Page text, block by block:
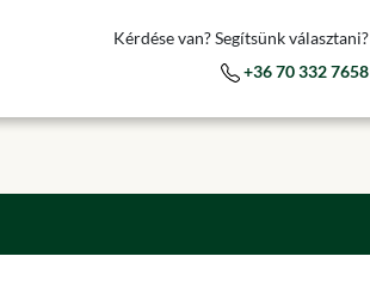
Kérdése van? Segítsünk választani?
+36 70 332 7658